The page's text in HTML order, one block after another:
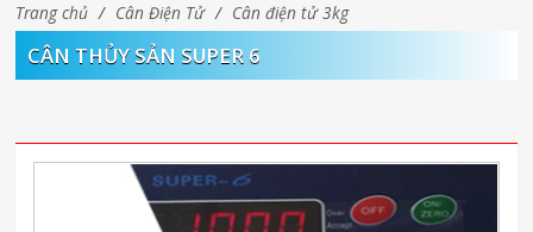
Trang chủ / Cân Điện Tử / Cân điện tử 3kg
CÂN THỦY SẢN SUPER 6